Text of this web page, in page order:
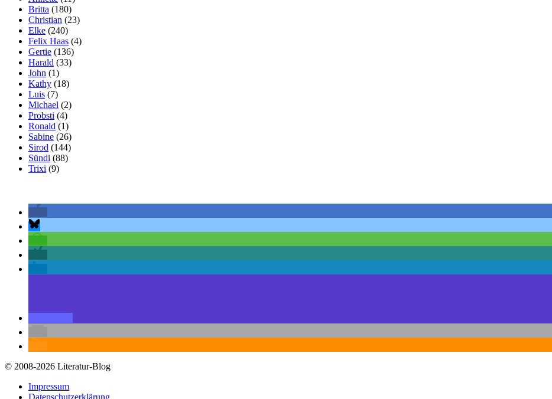
Britta (180)
Christian (23)
Elke (240)
Felix Haas (4)
Gertie (136)
Harald (33)
John (1)
Kathy (18)
Luis (7)
Michael (2)
Probsti (4)
Ronald (1)
Sabine (26)
Sirod (144)
Sündi (88)
Trixi (9)
© 2008-2026 Literatur-Blog
Impressum
Datenschutzerklärung